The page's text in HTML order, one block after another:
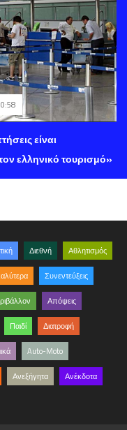
είναι
ελληνικό τουρισμό»
Διεθνή Αθλητισμός
Συνεντεύξεις
Απόψεις
Παιδί Διατροφή
Auto-Moto
Ανεξήγητα Ανέκδοτα